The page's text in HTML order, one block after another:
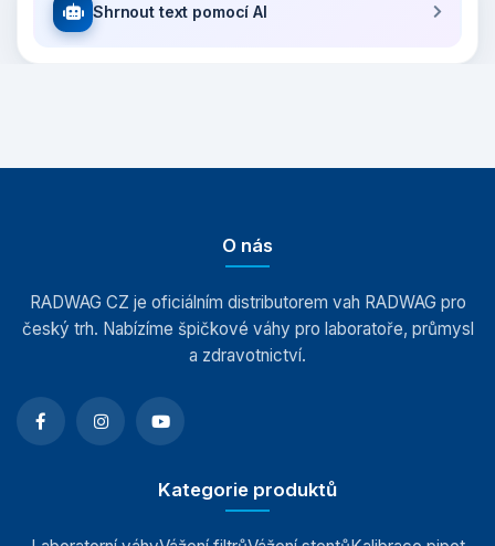
Shrnout text pomocí AI
O nás
RADWAG CZ je oficiálním distributorem vah RADWAG pro
český trh. Nabízíme špičkové váhy pro laboratoře, průmysl
a zdravotnictví.
Kategorie produktů